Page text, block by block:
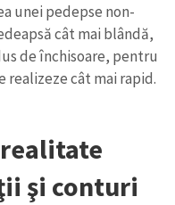
unei pedepse non-
cât mai blândă,
de închisoare, pentru
realizeze cât mai rapid.
şi conturi